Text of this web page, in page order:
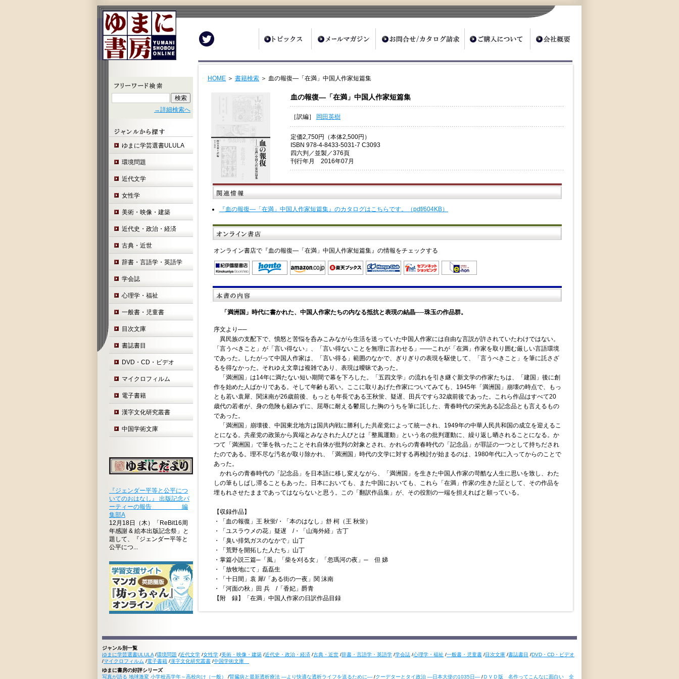
→詳細検索へ
ゆまに学芸選書ULULA
環境問題
近代文学
女性学
美術・映像・建築
近代史・政治・経済
古典・近世
辞書・言語学・英語学
学会誌
心理学・福祉
一般書・児童書
目次文庫
書誌書目
DVD・CD・ビデオ
マイクロフィルム
電子書籍
漢字文化研究叢書
中国学術文庫
『ジェンダー平等と公平につ
いてのおはなし』 出版記念パ
ーティーの報告 編
集部A
12月18日（木）「ReBit16周
年感謝 & 絵本出版記念祭」と
題して、『ジェンダー平等と
公平につ...
HOME ＞ 書籍検索 ＞ 血の報復―「在満」中国人作家短篇集
血の報復―「在満」中国人作家短篇集
［訳編］ 岡田英樹
定価2,750円（本体2,500円）
ISBN 978-4-8433-5031-7 C3093
四六判／並製／376頁
刊行年月 2016年07月
『血の報復―「在満」中国人作家短篇集』のカタログはこちらです。（pdf/604KB）
オンライン書店で『血の報復―「在満」中国人作家短篇集』の情報をチェックする
「満洲国」時代に書かれた、中国人作家たちの内なる抵抗と表現の結晶──珠玉の作品群。
序文より──
異民族の支配下で、憤怒と苦悩を呑みこみながら生活を送っていた中国人作家には自由な言説が許されていたわけではない。
「言うべきこと」が「言い得ない」、「言い得ないことを無理に言わせる」——これが「在満」作家を取り囲む厳しい言語環境
であった。したがって中国人作家は、「言い得る」範囲のなかで、ぎりぎりの表現を駆使して、「言うべきこと」を筆に託さざ
るを得なかった。それゆえ文章は複雑であり、表現は曖昧であった。
「満洲国」は14年に満たない短い期間で幕を下ろした。「五四文学」の流れを引き継ぐ新文学の作家たちは、「建国」後に創
作を始めた人ばかりである。そして年齢も若い。ここに取りあげた作家についてみても、1945年「満洲国」崩壊の時点で、もっ
とも若い袁犀、関沫南が26歳前後、もっとも年長である王秋蛍、疑遅、田兵ですら32歳前後であった。これら作品はすべて20
歳代の若者が、身の危険も顧みずに、屈辱に耐える鬱屈した胸のうちを筆に託した、青春時代の栄光ある記念品とも言えるもの
であった。
「満洲国」崩壊後、中国東北地方は国共内戦に勝利した共産党によって統一され、1949年の中華人民共和国の成立を迎えるこ
とになる。共産党の政策から異端とみなされた人びとは「整風運動」という名の批判運動に、繰り返し晒されることになる。か
つて「満洲国」で筆を執ったことそれ自体が批判の対象とされ、かれらの青春時代の「記念品」が罪証の一つとして持ちだされ
たのである。理不尽な汚名が取り除かれ、「満洲国」時代の文学に対する再検討が始まるのは、1980年代に入ってからのことで
あった。
かれらの青春時代の「記念品」を日本語に移し変えながら、「満洲国」を生きた中国人作家の苛酷な人生に思いを致し、わた
しの筆もしばし滞ることもあった。日本においても、また中国においても、これら「在満」作家の生きた証として、その作品を
埋もれさせたままであってはならないと思う。この「翻訳作品集」が、その役割の一端を担えればと願っている。
【収録作品】
・「血の報復」王 秋蛍/・「本のはなし」舒 柯（王 秋蛍）
・「ユスラウメの花」疑遅 /・「山海外経」古丁
・「臭い排気ガスのなかで」山丁
・「荒野を開拓した人たち」山丁
・掌篇小説三篇─「風」「柴を刈る女」「忽瑪河の夜」─ 但 娣
・「放牧地にて」磊磊生
・「十日間」袁 犀/「ある街の一夜」関 沫南
・「河面の秋」田 兵 /「香妃」爵青
【附 録】「在満」中国人作家の日訳作品目録
ジャンル別一覧
ゆまに学芸選書ULULA /環境問題 /近代文学 /女性学 /美術・映像・建築 /近代史・政治・経済 /古典・近世 /辞書・言語学・英語学 /学会誌 /心理学・福祉 /一般書・児童書 /目次文庫 /書誌書目 /DVD・CD・ビデオ
/マイクロフィルム /電子書籍 /漢字文化研究叢書 /中国学術文庫
ゆまに書房の好評シリーズ
写真が語る 地球激変 小学校高学年～高校向け（一般）
/腎臓病と最新透析療法 ―より快適な透析ライフを送るために― /クーデターとタイ政治 ―日本大使の1035日― /ＤＶＤ版 名作ってこんなに面白い 全